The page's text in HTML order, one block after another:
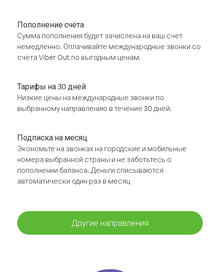
Пополнение счёта
Сумма пополнения будет зачислена на ваш счёт
немедленно. Оплачивайте международные звонки со
счёта Viber Out по выгодным ценам.
Тарифы на 30 дней
Низкие цены на международные звонки по
выбранному направлению в течение 30 дней.
Подписка на месяц
Экономьте на звонках на городские и мобильные
номера выбранной страны и не заботьтесь о
пополнении баланса. Деньги списываются
автоматически один раз в месяц
Другие направления